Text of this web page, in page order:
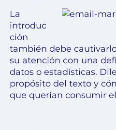
La
introduc
ción
también debe
su atención con una
datos o estadísticas.
propósito del texto y
que querían consumir